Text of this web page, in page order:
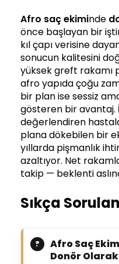
Afro saç ekiminde
önce başlayan bir
kıl çapı verisine
sonucun kalitesini
yüksek greft rakamı
afro yapıda çoğu
bir plan ise sessiz
gösteren bir avantaj.
değerlendiren
plana dökebilen bir
yıllarda pişmanlık
azaltıyor. Net
takip — beklenti
Sıkça
Afro Saç
Donör